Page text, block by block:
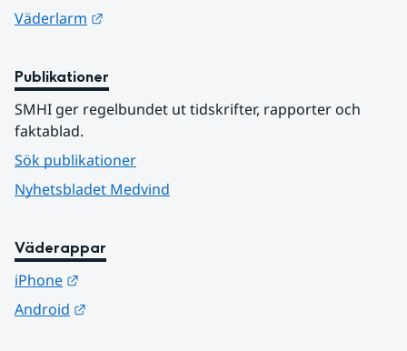
Väderlarm
Publikationer
SMHI ger regelbundet ut tidskrifter, rapporter och
faktablad.
Sök publikationer
Nyhetsbladet Medvind
Väderappar
iPhone
Android